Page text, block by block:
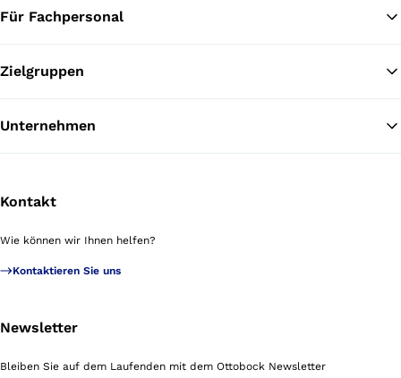
Für Fachpersonal
Zielgruppen
Unternehmen
Kontakt
Wie können wir Ihnen helfen?
Kontaktieren Sie uns
Newsletter
Bleiben Sie auf dem Laufenden mit dem Ottobock Newsletter